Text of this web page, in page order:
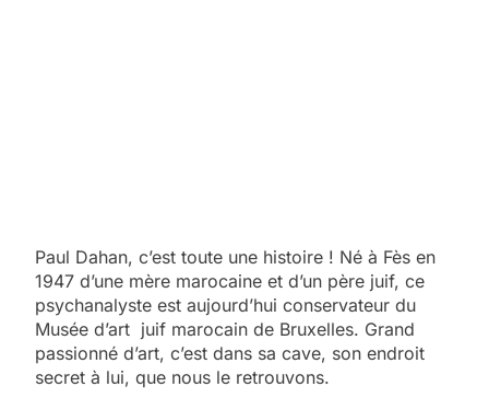
Paul Dahan, c’est toute une histoire ! Né à Fès en
1947 d’une mère marocaine et d’un père juif, ce
psychanalyste est aujourd’hui conservateur du
Musée d’art juif marocain de Bruxelles. Grand
passionné d’art, c’est dans sa cave, son endroit
secret à lui, que nous le retrouvons.